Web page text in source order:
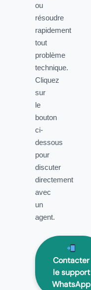
ou
résoudre
rapidement
tout
problème
technique.
Cliquez
sur
le
bouton
ci-
dessous
pour
discuter
directement
avec
un
agent.
Contacter
le support
WhatsApp